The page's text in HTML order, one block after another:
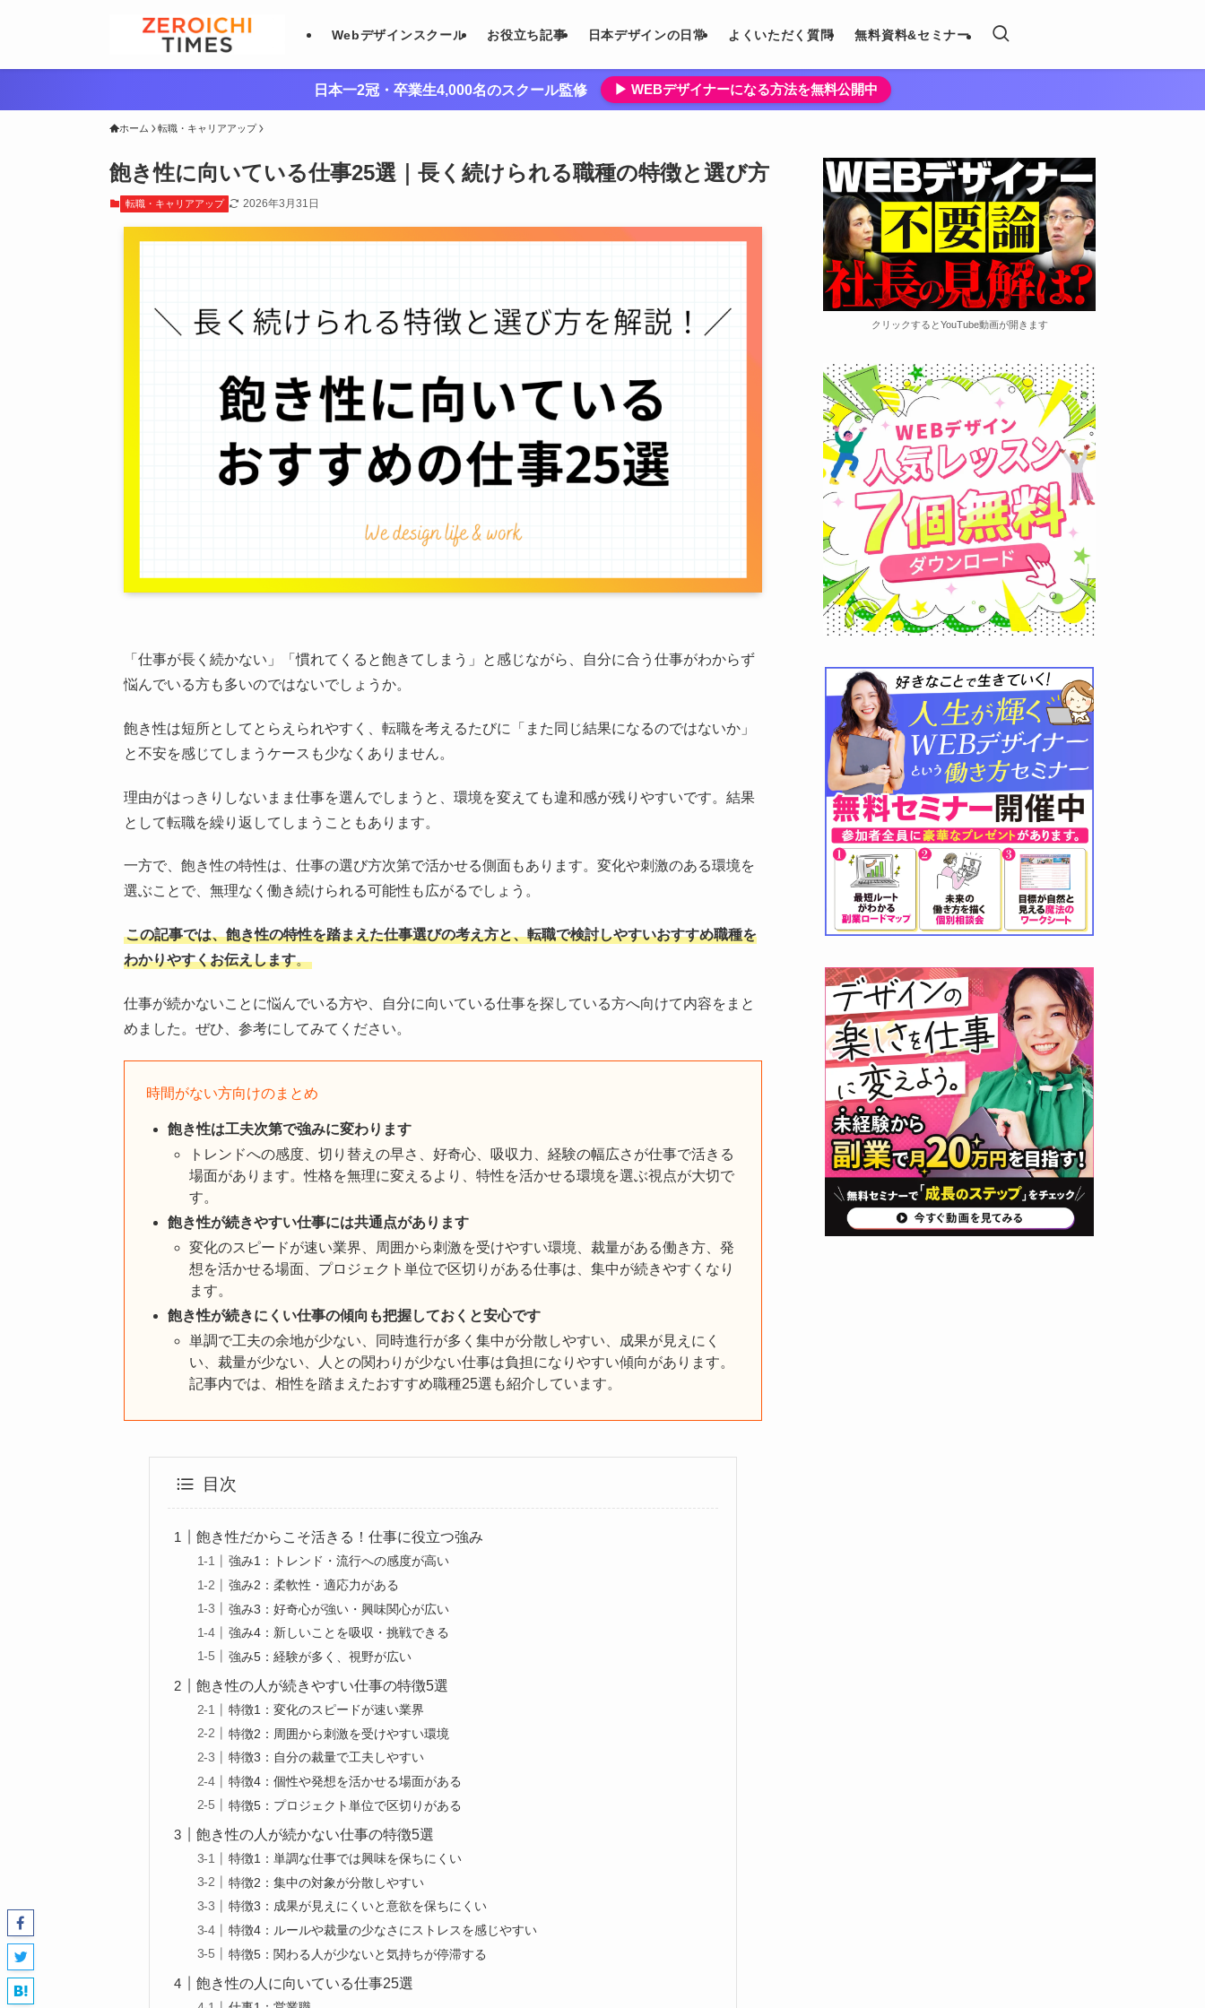
Webデザインスクール お役立ち記事 日本デザインの日常 よくいただく質問 無料資料&セミナー
日本一2冠・卒業生4,000名のスクール監修 ▶︎ WEBデザイナーになる方法を無料公開中
ホーム 転職・キャリアアップ
飽き性に向いている仕事25選｜長く続けられる職種の特徴と選び方
転職・キャリアアップ 2026年3月31日
「仕事が長く続かない」「慣れてくると飽きてしまう」と感じながら、自分に合う仕事がわからず
悩んでいる方も多いのではないでしょうか。
飽き性は短所としてとらえられやすく、転職を考えるたびに「また同じ結果になるのではないか」
と不安を感じてしまうケースも少なくありません。
理由がはっきりしないまま仕事を選んでしまうと、環境を変えても違和感が残りやすいです。結果
として転職を繰り返してしまうこともあります。
一方で、飽き性の特性は、仕事の選び方次第で活かせる側面もあります。変化や刺激のある環境を
選ぶことで、無理なく働き続けられる可能性も広がるでしょう。
この記事では、飽き性の特性を踏まえた仕事選びの考え方と、転職で検討しやすいおすすめ職種を
わかりやすくお伝えします。
仕事が続かないことに悩んでいる方や、自分に向いている仕事を探している方へ向けて内容をまと
めました。ぜひ、参考にしてみてください。
時間がない方向けのまとめ
飽き性は工夫次第で強みに変わります
トレンドへの感度、切り替えの早さ、好奇心、吸収力、経験の幅広さが仕事で活きる
場面があります。性格を無理に変えるより、特性を活かせる環境を選ぶ視点が大切で
す。
飽き性が続きやすい仕事には共通点があります
変化のスピードが速い業界、周囲から刺激を受けやすい環境、裁量がある働き方、発
想を活かせる場面、プロジェクト単位で区切りがある仕事は、集中が続きやすくなり
ます。
飽き性が続きにくい仕事の傾向も把握しておくと安心です
単調で工夫の余地が少ない、同時進行が多く集中が分散しやすい、成果が見えにく
い、裁量が少ない、人との関わりが少ない仕事は負担になりやすい傾向があります。
記事内では、相性を踏まえたおすすめ職種25選も紹介しています。
目次
飽き性だからこそ活きる！仕事に役立つ強み
強み1：トレンド・流行への感度が高い
強み2：柔軟性・適応力がある
強み3：好奇心が強い・興味関心が広い
強み4：新しいことを吸収・挑戦できる
強み5：経験が多く、視野が広い
飽き性の人が続きやすい仕事の特徴5選
特徴1：変化のスピードが速い業界
特徴2：周囲から刺激を受けやすい環境
特徴3：自分の裁量で工夫しやすい
特徴4：個性や発想を活かせる場面がある
特徴5：プロジェクト単位で区切りがある
飽き性の人が続かない仕事の特徴5選
特徴1：単調な仕事では興味を保ちにくい
特徴2：集中の対象が分散しやすい
特徴3：成果が見えにくいと意欲を保ちにくい
特徴4：ルールや裁量の少なさにストレスを感じやすい
特徴5：関わる人が少ないと気持ちが停滞する
飽き性の人に向いている仕事25選
クリックするとYouTube動画が開きます